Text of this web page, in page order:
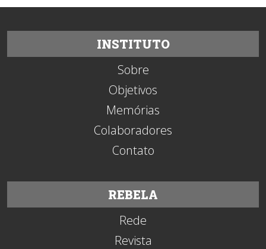
INSTITUTO
Sobre
Objetivos
Memórias
Colaboradores
Contato
REBELA
Rede
Revista